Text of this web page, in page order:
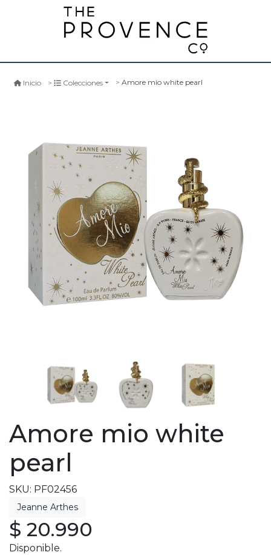
Inicio Colecciones Amore mio white pearl
Amore mio white
pearl
SKU: PF02456
$ 20.990
Disponible.